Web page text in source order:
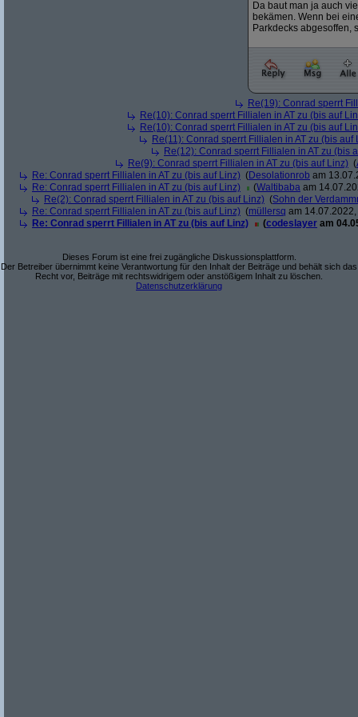
Da baut man ja auch
bekämen. Wenn bei
Parkdecks abgesoffen,
Re(19): Conrad sperrt
Re(10): Conrad sperrt Fillialen in AT zu (bis auf
Re(10): Conrad sperrt Fillialen in AT zu (bis auf
Re(11): Conrad sperrt Fillialen in AT zu (bis auf
Re(12): Conrad sperrt Fillialen in AT zu (bis
Re(9): Conrad sperrt Fillialen in AT zu (bis auf Linz) (
Re: Conrad sperrt Fillialen in AT zu (bis auf Linz) (Desolationrob am
Re: Conrad sperrt Fillialen in AT zu (bis auf Linz)
(Waltibaba am
Re(2): Conrad sperrt Fillialen in AT zu (bis auf Linz) (Sohn der
Re: Conrad sperrt Fillialen in AT zu (bis auf Linz) (müllersq am
Re: Conrad sperrt Fillialen in AT zu (bis auf Linz)
(codeslayer am
Dieses Forum ist eine frei zugängliche Diskussionsplattform.
Der Betreiber übernimmt keine Verantwortung für den Inhalt der Beiträge und behält sich das
Recht vor, Beiträge mit rechtswidrigem oder anstößigem Inhalt zu löschen.
Datenschutzerklärung